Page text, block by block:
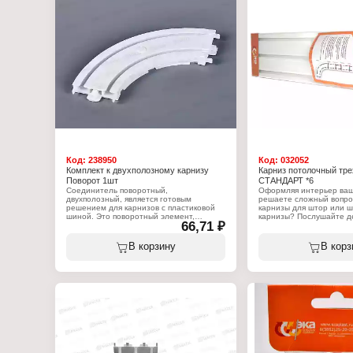
Серия: "Супер"
Тип товара: Карниз
Назначение: для штор
Вариация: двухполозный
Способ крепления: потолочный
Длина: 1,5 м
Серия: "Стандарт"
Тип товара: Карниз
Назначение: для штор
Вариация: трехполозный
Способ крепления:
Комплектация: 30
Длина: 2 м
Код: 238950
Комплект к двухполозному карнизу
Поворот 1шт
Соединитель поворотный,
двухполозный, является готовым
решением для карнизов с пластиковой
шиной. Это поворотный элемент,
который позволяет создать пластиковую
шину с круглыми боковинами или
Количество: 1 шт
66,71 ₽
В корзину
Код: 032052
Карниз потолочный
СТАНДАРТ *6
Оформляя интерьер
решаете сложный
карнизы для штор или
карнизы? Послушайте
карнизы для штор
приобретать после
определились с типом
собственным весом. Но
известна длина
крепления от пола.
"Стандарт",
профиля и
Характеристики:
Серия: "Стандарт"
В